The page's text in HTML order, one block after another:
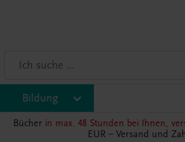
Bildung
Bücher in max. 48 Stunden bei Ihnen,
EUR – Versand und